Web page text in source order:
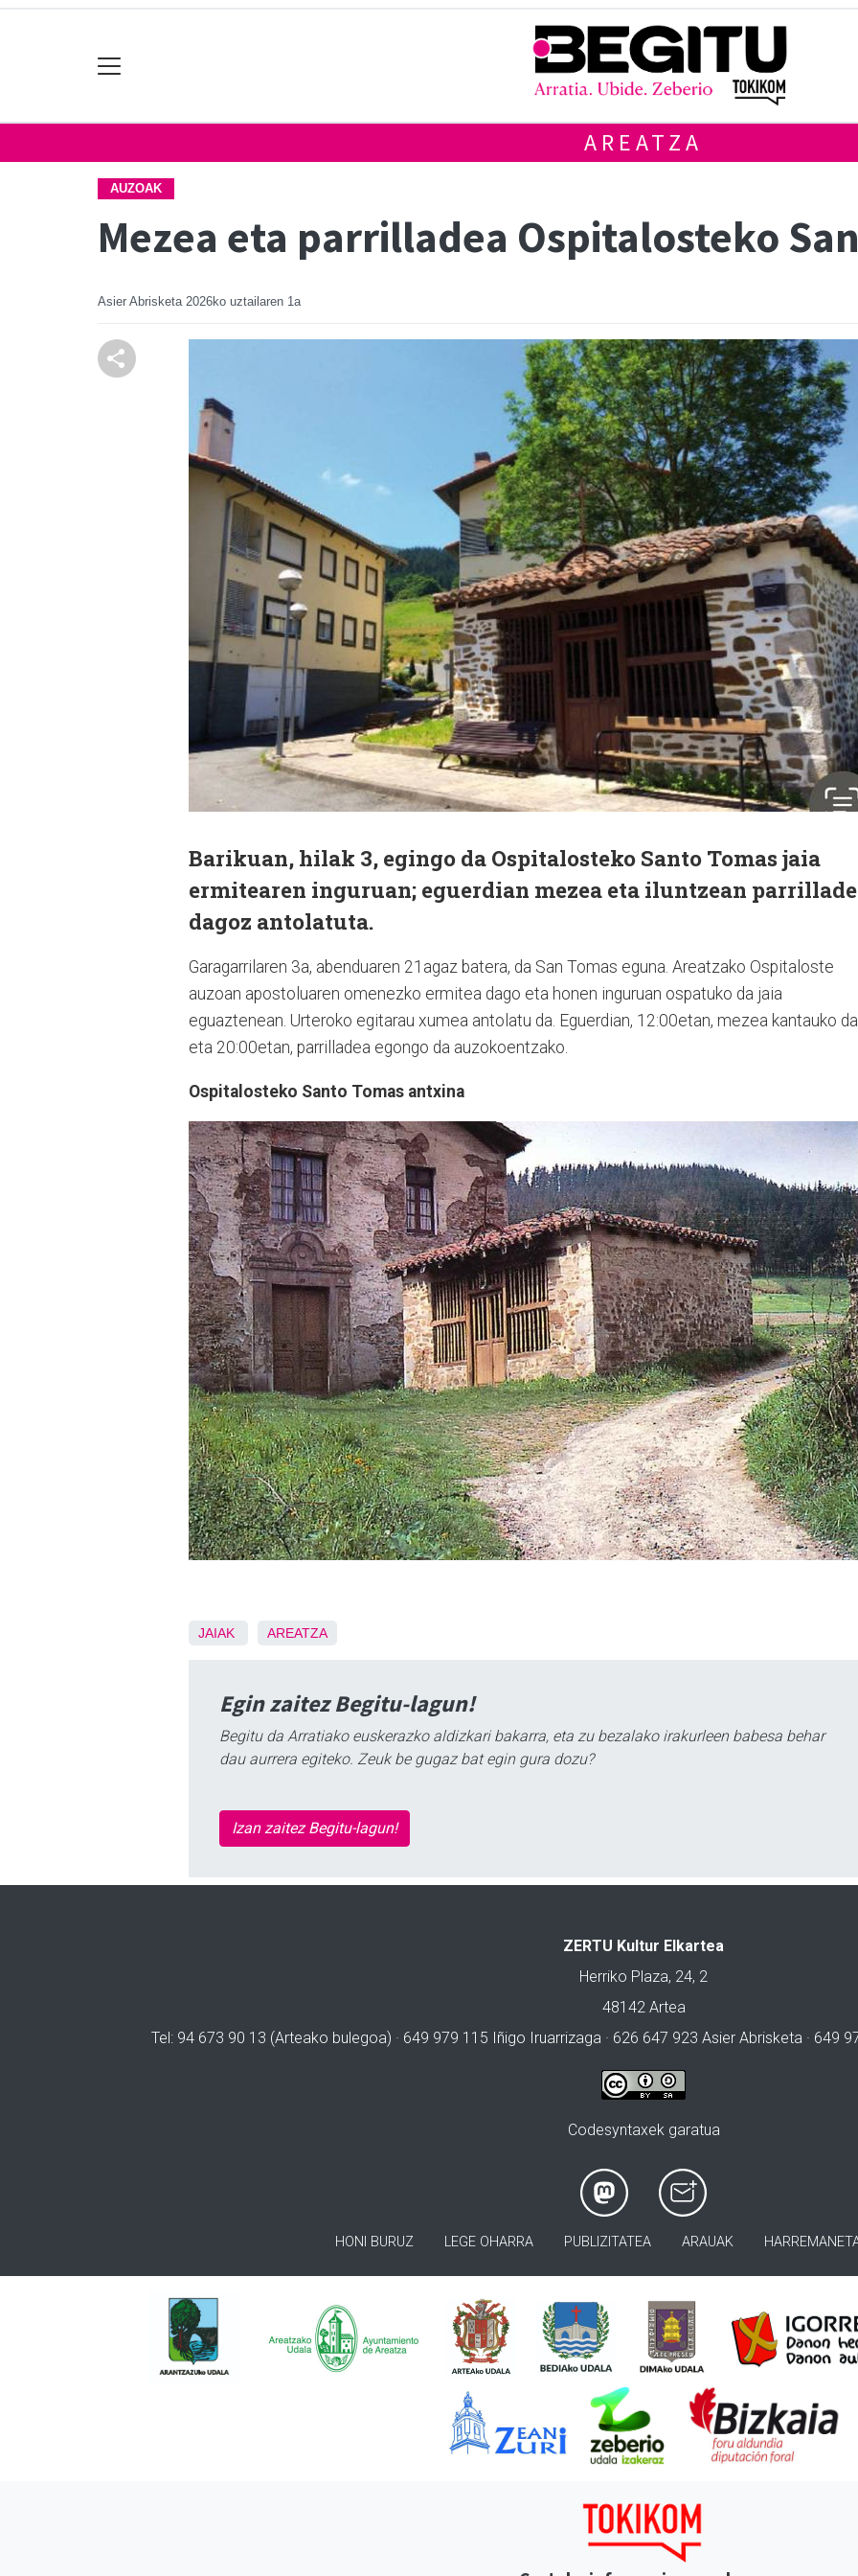
AREATZA
AUZOAK
Mezea eta parrilladea Ospitalosteko
Asier Abrisketa 2026ko uztailaren 1a
Barikuan, hilak 3, egingo da Ospitalosteko Santo Tomas jaia
ermitearen inguruan; eguerdian mezea eta iluntzean
dagoz antolatuta.
Garagarrilaren 3a, abenduaren 21agaz batera, da San Tomas eguna. Areatzako Ospitaloste
auzoan apostoluaren omenezko ermitea dago eta honen inguruan ospatuko da jaia
eguaztenean. Urteroko egitarau xumea antolatu da. Eguerdian, 12:00etan, mezea kantauko da
eta 20:00etan, parrilladea egongo da auzokoentzako.
Ospitalosteko Santo Tomas antxina
JAIAK AREATZA
Egin zaitez Begitu-lagun!
Begitu da Arratiako euskerazko aldizkari bakarra, eta zu bezalako irakurleen babesa behar
dau aurrera egiteko. Zeuk be gugaz bat egin gura dozu?
Izan zaitez Begitu-lagun!
ZERTU Kultur Elkartea
Herriko Plaza, 24, 2
48142 Artea
Tel: 94 673 90 13 (Arteako bulegoa) · 649 979 115 Iñigo Iruarrizaga · 626 647 923 Asier Abrisketa · 649
Codesyntaxek garatua
HONI BURUZ LEGE OHARRA PUBLIZITATEA ARAUAK